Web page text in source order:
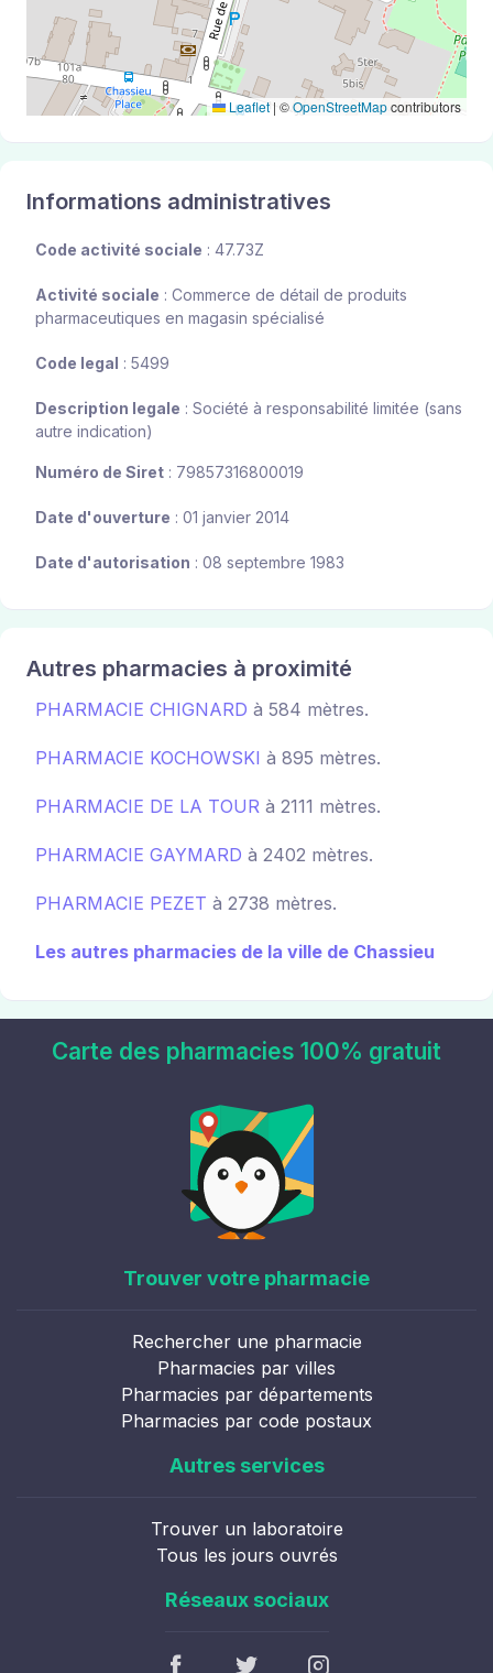
Leaflet | ©OpenStreetMapcontributors
Informations administratives
Code activité sociale : 47.73Z
Activité sociale : Commerce de détail de produits
pharmaceutiques en magasin spécialisé
Code legal : 5499
Description legale : Société à responsabilité limitée (sans
autre indication)
Numéro de Siret : 79857316800019
Date d'ouverture : 01 janvier 2014
Date d'autorisation : 08 septembre 1983
Autres pharmacies à proximité
PHARMACIE CHIGNARD à 584 mètres.
PHARMACIE KOCHOWSKI à 895 mètres.
PHARMACIE DE LA TOUR à 2111 mètres.
PHARMACIE GAYMARD à 2402 mètres.
PHARMACIE PEZET à 2738 mètres.
Les autres pharmacies de la ville de Chassieu
Carte des pharmacies 100% gratuit
Trouver votre pharmacie
Rechercher une pharmacie
Pharmacies par villes
Pharmacies par départements
Pharmacies par code postaux
Autres services
Trouver un laboratoire
Tous les jours ouvrés
Réseaux sociaux